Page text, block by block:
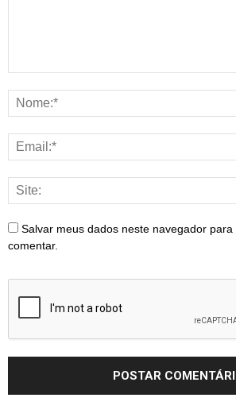
Salvar meus dados neste navegador
comentar.